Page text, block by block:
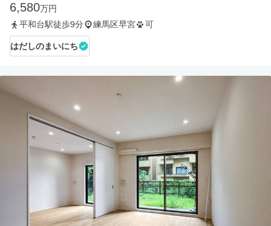
6,580万円
平和台駅徒歩9分
練馬区早宮 可
はだしのまいにち